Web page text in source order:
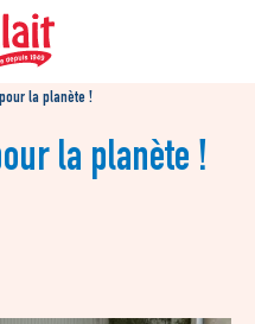
la planète !
la planète !